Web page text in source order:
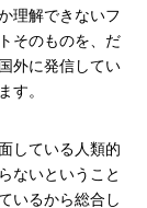
理解できないフ
そのものを、だ
外に発信してい
す。
している人類的
ないということ
いるから総合し